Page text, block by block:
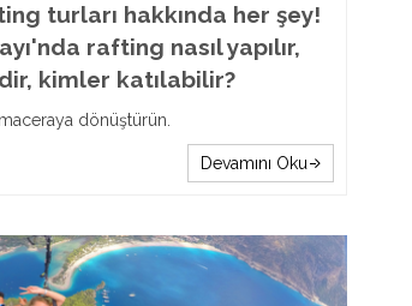
turları hakkında her şey!
rafting nasıl yapılır,
kimler katılabilir?
dönüştürün.
Devamını Oku